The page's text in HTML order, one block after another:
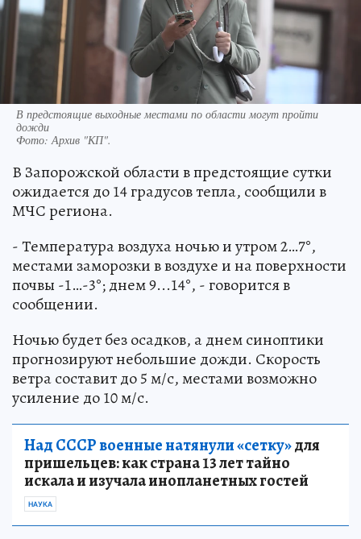
В предстоящие выходные местами по области могут пройти
дожди
Фото: Архив "КП".
В Запорожской области в предстоящие сутки
ожидается до 14 градусов тепла, сообщили в
МЧС региона.
- Температура воздуха ночью и утром 2…7°,
местами заморозки в воздухе и на поверхности
почвы -1…-3°; днем 9...14°, - говорится в
сообщении.
Ночью будет без осадков, а днем синоптики
прогнозируют небольшие дожди. Скорость
ветра составит до 5 м/с, местами возможно
усиление до 10 м/с.
Над СССР военные натянули «сетку»для
пришельцев: как страна 13 лет тайно
искала и изучала инопланетных гостей
НАУКА